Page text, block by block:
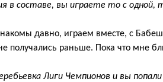
в составе, вы играете то с одной,
давно, играем вместе, с
получались раньше. Пока что мне
Лиги Чемпионов и вы попали